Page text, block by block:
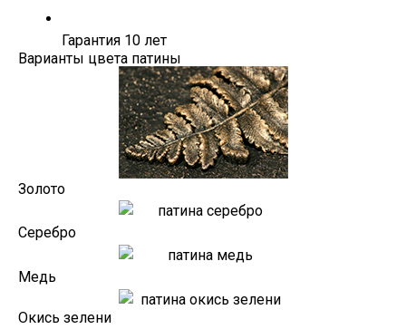
Гарантия 10 лет
Варианты цвета патины
Золото
Серебро
Медь
Окись зелени